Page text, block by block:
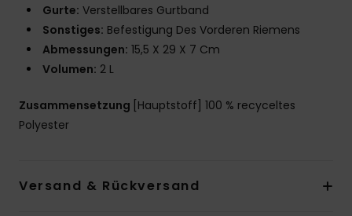
Gurte: Verstellbares Gurtband
Sonstiges: Befestigung Des Vorderen Riemens
Abmessungen: 15,5 X 29 X 7 Cm
Volumen: 2 L
Zusammensetzung [Hauptstoff] 100 % recyceltes
Polyester
Versand & Rückversand